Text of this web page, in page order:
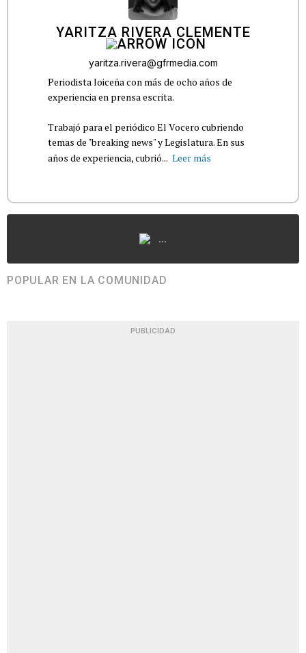
YARITZA RIVERA CLEMENTE
yaritza.rivera@gfrmedia.com
Periodista loiceña con más de ocho años de
experiencia en prensa escrita.
Trabajó para el periódico El Vocero cubriendo
temas de "breaking news" y Legislatura. En sus
años de experiencia, cubrió... Leer más
...
POPULAR EN LA COMUNIDAD
PUBLICIDAD